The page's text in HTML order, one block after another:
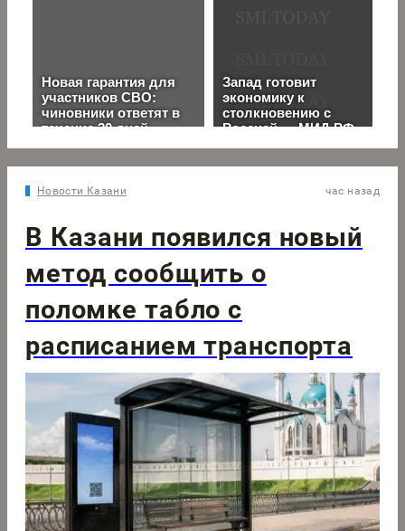
Новости Казани час назад
В Казани появился новый
метод сообщить о
поломке табло с
расписанием транспорта